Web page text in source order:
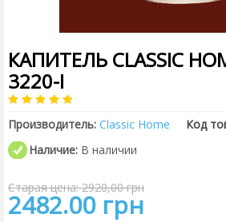
КАПИТЕЛЬ CLASSIC
3220-I
Производитель: Classic Home Код
Наличие: В наличии
Старая цена: 2920,00 грн
2482.00 грн